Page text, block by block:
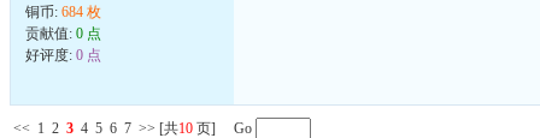
铜币: 684 枚
贡献值: 0 点
好评度: 0 点
<< 1 2 3 4 5 6 7 >> [共10 页] Go